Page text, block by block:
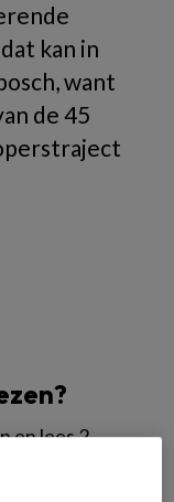
kan in
want
de 45
en lees 2